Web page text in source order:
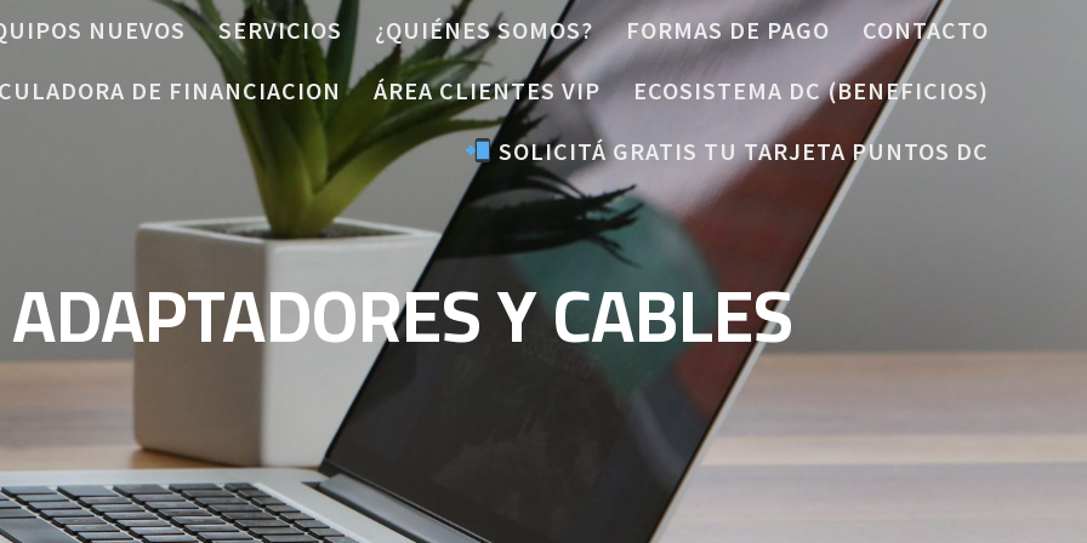
NUEVOS SERVICIOS ¿QUIÉNES SOMOS? FORMAS DE PAGO
CONTACTO
DE FINANCIACION
ÁREA CLIENTES VIP
ECOSISTEMA DC (BENEFICIOS)
SOLICITÁ GRATIS TU TARJETA PUNTOS DC
Y CABLES